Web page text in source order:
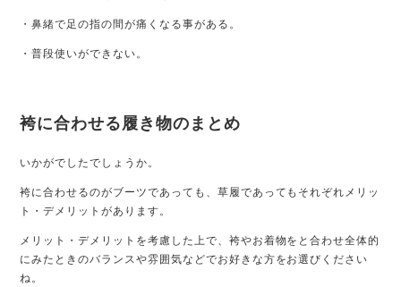
・鼻緒で足の指の間が痛くなる事がある。
・普段使いができない。
袴に合わせる履き物のまとめ
いかがでしたでしょうか。
袴に合わせるのがブーツであっても、草履であってもそれぞれメリッ
ト・デメリットがあります。
メリット・デメリットを考慮した上で、袴やお着物をと合わせ全体的
にみたときのバランスや雰囲気などでお好きな方をお選びください
ね。